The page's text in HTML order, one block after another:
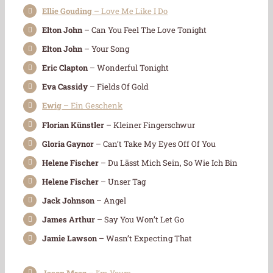
Ellie Gouding – Love Me Like I Do
Elton John – Can You Feel The Love Tonight
Elton John – Your Song
Eric Clapton – Wonderful Tonight
Eva Cassidy – Fields Of Gold
Ewig – Ein Geschenk
Florian Künstler – Kleiner Fingerschwur
Gloria Gaynor – Can’t Take My Eyes Off Of You
Helene Fischer – Du Lässt Mich Sein, So Wie Ich Bin
Helene Fischer – Unser Tag
Jack Johnson – Angel
James Arthur – Say You Won’t Let Go
Jamie Lawson – Wasn’t Expecting That